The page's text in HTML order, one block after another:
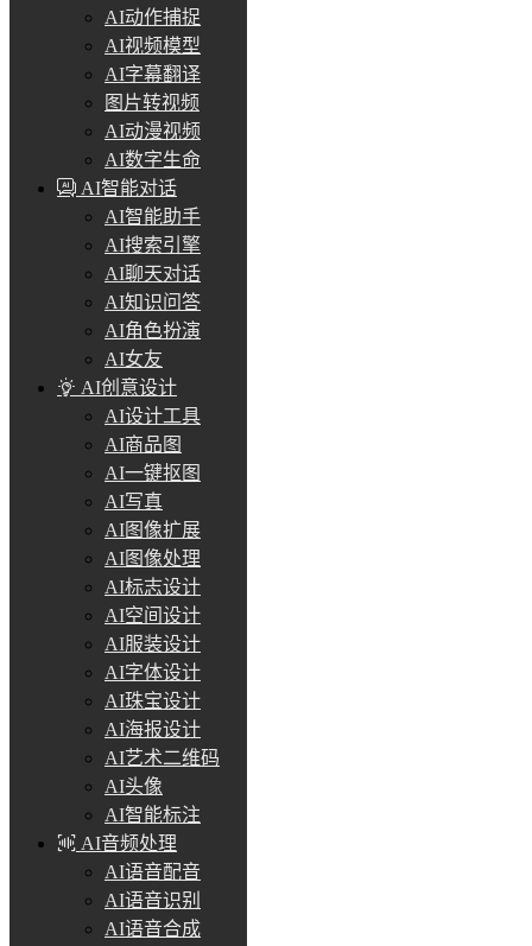
AI动作捕捉
AI视频模型
AI字幕翻译
图片转视频
AI动漫视频
AI数字生命
AI智能对话
AI智能助手
AI搜索引擎
AI聊天对话
AI知识问答
AI角色扮演
AI女友
AI创意设计
AI设计工具
AI商品图
AI一键抠图
AI写真
AI图像扩展
AI图像处理
AI标志设计
AI空间设计
AI服装设计
AI字体设计
AI珠宝设计
AI海报设计
AI艺术二维码
AI头像
AI智能标注
AI音频处理
AI语音配音
AI语音识别
AI语音合成